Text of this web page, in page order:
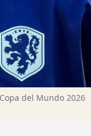
del Mundo 2026